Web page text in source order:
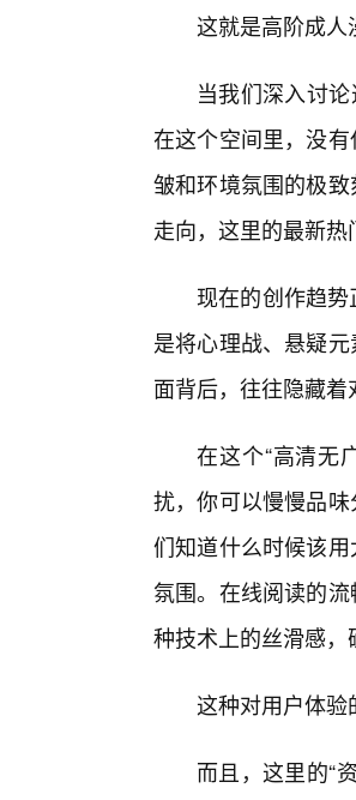
这就是高阶成
当我们深入讨
在这个空间里，没
皱和环境氛围的极
走向，这里的最新
现在的创作趋
是将心理战、悬疑
面背后，往往隐藏
在这个“高清无
扰，你可以慢慢品
们知道什么时候该
氛围。在线阅读的
种技术上的丝滑感
这种对用户体验
而且，这里的“